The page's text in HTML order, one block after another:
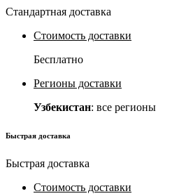
Стандартная доставка
Стоимость доставки
Бесплатно
Регионы доставки
Узбекистан: все регионы
Быстрая доставка
Быстрая доставка
Стоимость доставки